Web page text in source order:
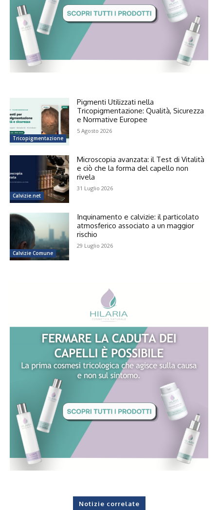
Tricopigmentazione
Pigmenti Utilizzati nella
Tricopigmentazione: Qualità, Sicurezza
e Normative Europee
5 Agosto 2026
Calvizie.net
Microscopia avanzata: il Test di Vitalità
e ciò che la forma del capello non
rivela
31 Luglio 2026
Calvizie Comune
Inquinamento e calvizie: il particolato
atmosferico associato a un maggior
rischio
29 Luglio 2026
Notizie correlate